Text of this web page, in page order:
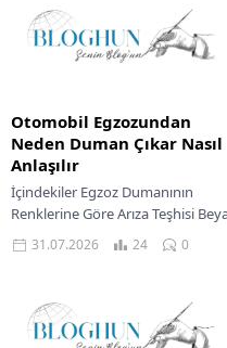
Otomobil Egzozundan
Neden Duman Çıkar Nasıl
Anlaşılır
İçindekiler Egzoz Dumanının
Renklerine Göre Arıza Teşhisi
Egzoz Dumanı Mavi Egzoz Dumanı
Siyah Egzoz Dumanı Egzoz Dumanı
31.07.2026 24 0